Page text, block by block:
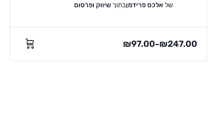
של אלכס פרידמןבתוך שיווק ופרסום
₪97.00–₪247.00